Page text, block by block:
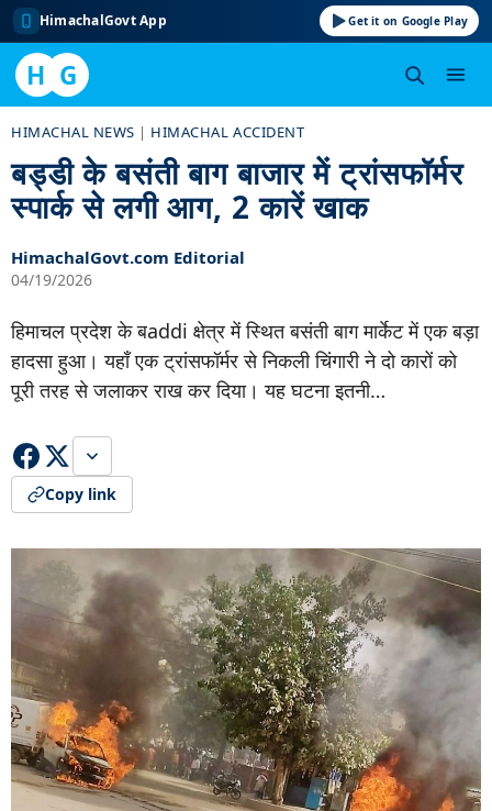
HimachalGovt App Get it on Google Play
H G
content
HIMACHAL NEWS | HIMACHAL ACCIDENT
बड्डी के बसंती बाग बाजार में ट्रांसफॉर्मर
स्पार्क से लगी आग, 2 कारें खाक
HimachalGovt.com Editorial
04/19/2026
हिमाचल प्रदेश के बaddi क्षेत्र में स्थित बसंती बाग मार्केट में एक बड़ा
हादसा हुआ। यहाँ एक ट्रांसफॉर्मर से निकली चिंगारी ने दो कारों को
पूरी तरह से जलाकर राख कर दिया। यह घटना इतनी…
Copy link